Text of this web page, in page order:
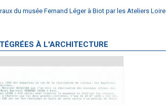
du musée Fernand Léger à Biot par les Ateliers Loire
À L'ARCHITECTURE